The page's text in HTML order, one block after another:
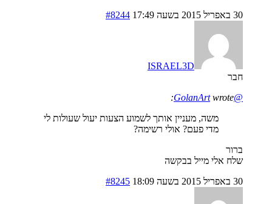
#8244
ISRAEL3D
wrote:
משה, מעניין אותך לשמוע הצעות יעול שעולות לי
מדי פעם? אולי רשימה?
שלח אלי מייל בבקשה
#8245